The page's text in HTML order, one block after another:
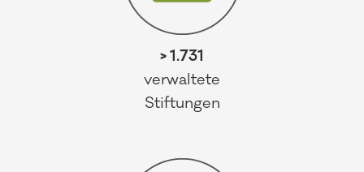
> 1.731
verwaltete
Stiftungen